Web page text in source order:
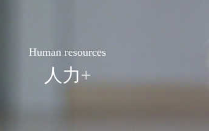
Human resources
人力+